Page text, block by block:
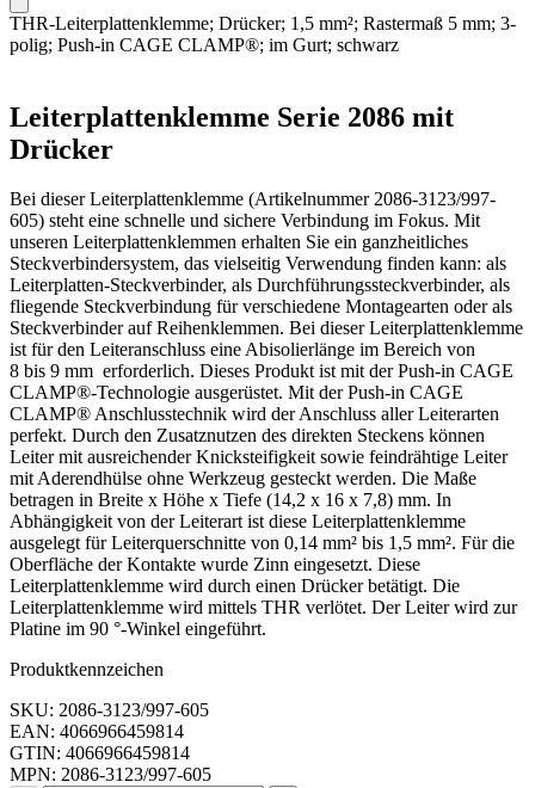
THR-Leiterplattenklemme; Drücker; 1,5 mm²; Rastermaß 5 mm; 3-
polig; Push-in CAGE CLAMP®; im Gurt; schwarz
Leiterplattenklemme Serie 2086 mit
Drücker
Bei dieser Leiterplattenklemme (Artikelnummer 2086-3123/997-
605) steht eine schnelle und sichere Verbindung im Fokus. Mit
unseren Leiterplattenklemmen erhalten Sie ein ganzheitliches
Steckverbindersystem, das vielseitig Verwendung finden kann: als
Leiterplatten-Steckverbinder, als Durchführungssteckverbinder, als
fliegende Steckverbindung für verschiedene Montagearten oder als
Steckverbinder auf Reihenklemmen. Bei dieser Leiterplattenklemme
ist für den Leiteranschluss eine Abisolierlänge im Bereich von
8 bis 9 mm erforderlich. Dieses Produkt ist mit der Push-in CAGE
CLAMP®-Technologie ausgerüstet. Mit der Push-in CAGE
CLAMP® Anschlusstechnik wird der Anschluss aller Leiterarten
perfekt. Durch den Zusatznutzen des direkten Steckens können
Leiter mit ausreichender Knicksteifigkeit sowie feindrähtige Leiter
mit Aderendhülse ohne Werkzeug gesteckt werden. Die Maße
betragen in Breite x Höhe x Tiefe (14,2 x 16 x 7,8) mm. In
Abhängigkeit von der Leiterart ist diese Leiterplattenklemme
ausgelegt für Leiterquerschnitte von 0,14 mm² bis 1,5 mm². Für die
Oberfläche der Kontakte wurde Zinn eingesetzt. Diese
Leiterplattenklemme wird durch einen Drücker betätigt. Die
Leiterplattenklemme wird mittels THR verlötet. Der Leiter wird zur
Platine im 90 °-Winkel eingeführt.
Produktkennzeichen
SKU: 2086-3123/997-605
EAN: 4066966459814
GTIN: 4066966459814
MPN: 2086-3123/997-605